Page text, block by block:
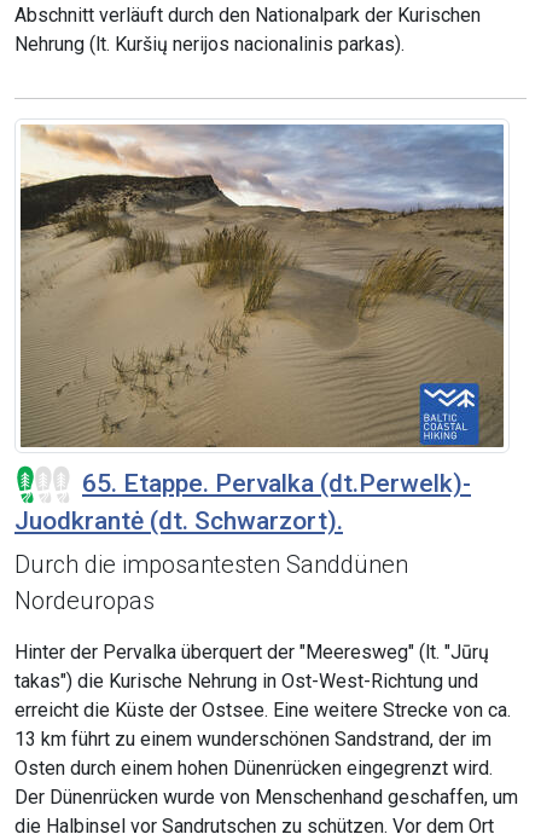
Abschnitt verläuft durch den Nationalpark der Kurischen
Nehrung (lt. Kuršių nerijos nacionalinis parkas).
65. Etappe. Pervalka (dt.Perwelk)-
Juodkrantė (dt. Schwarzort).
Durch die imposantesten Sanddünen
Nordeuropas
Hinter der Pervalka überquert der "Meeresweg" (lt. "Jūrų
takas") die Kurische Nehrung in Ost-West-Richtung und
erreicht die Küste der Ostsee. Eine weitere Strecke von ca.
13 km führt zu einem wunderschönen Sandstrand, der im
Osten durch einem hohen Dünenrücken eingegrenzt wird.
Der Dünenrücken wurde von Menschenhand geschaffen, um
die Halbinsel vor Sandrutschen zu schützen. Vor dem Ort